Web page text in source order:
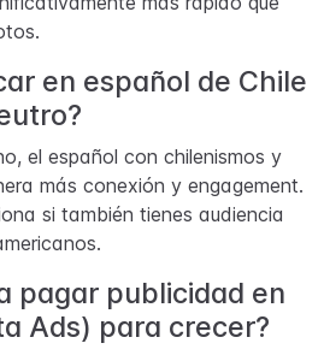
en español de Chile
el español con chilenismos y
más conexión y engagement.
si también tienes audiencia
pagar publicidad en
Ads) para crecer?